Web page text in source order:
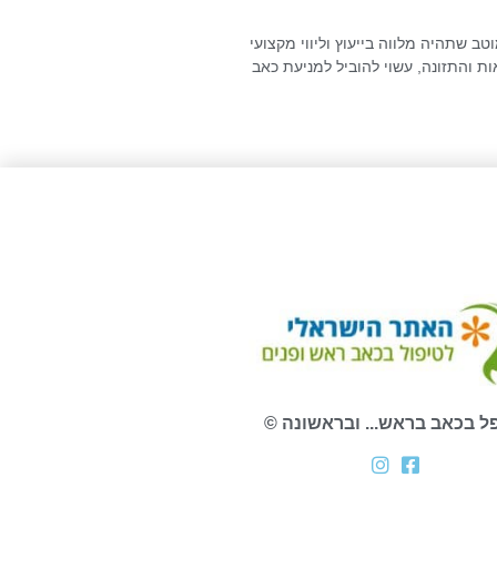
מלווה בייעוץ וליווי מקצועי
והתזונה, עשוי להוביל למניעת כאב
בכאב בראש... ובראשונה ©